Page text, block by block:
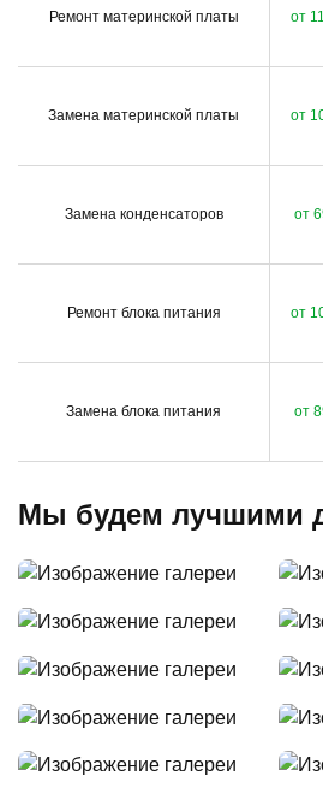
Ремонт материнской платы от
Замена материнской платы от
Замена конденсаторов от
Ремонт блока питания от
Замена блока питания от
Мы будем лучшими